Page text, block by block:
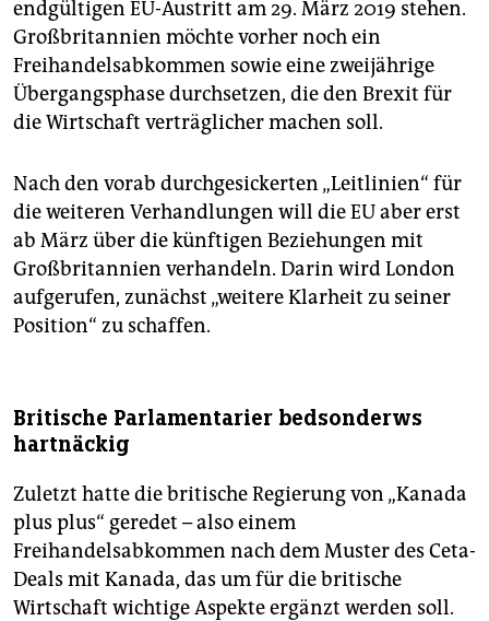
endgültigen EU-Austritt am 29. März 2019 stehen.
Großbritannien möchte vorher noch ein
Freihandelsabkommen sowie eine zweijährige
Übergangsphase durchsetzen, die den Brexit für
die Wirtschaft verträglicher machen soll.
Nach den vorab durchgesickerten „Leitlinien“ für
die weiteren Verhandlungen will die EU aber erst
ab März über die künftigen Beziehungen mit
Großbritannien verhandeln. Darin wird London
aufgerufen, zunächst „weitere Klarheit zu seiner
Position“ zu schaffen.
Britische Parlamentarier bedsonderws
hartnäckig
Zuletzt hatte die britische Regierung von „Kanada
plus plus“ geredet – also einem
Freihandelsabkommen nach dem Muster des Ceta-
Deals mit Kanada, das um für die britische
Wirtschaft wichtige Aspekte ergänzt werden soll.